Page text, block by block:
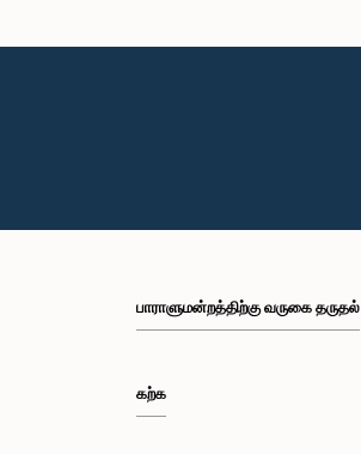
பாராளுமன்றத்திற்கு வருகை தருதல்
கற்க